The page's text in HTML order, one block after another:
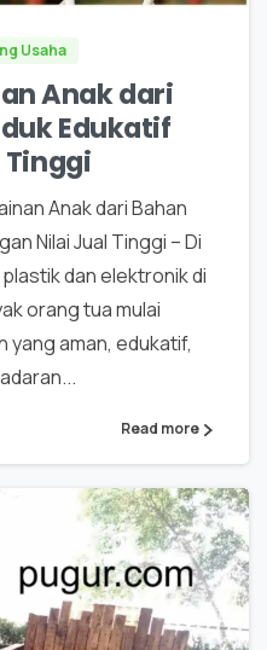
Usaha
Anak dari
Edukatif
Tinggi
Anak dari Bahan
Nilai Jual Tinggi – Di
dan elektronik di
orang tua mulai
aman, edukatif,
Read more